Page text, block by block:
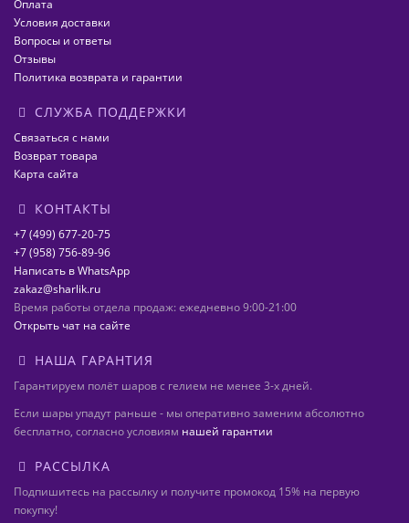
Оплата
Условия доставки
Вопросы и ответы
Отзывы
Политика возврата и гарантии
СЛУЖБА ПОДДЕРЖКИ
Связаться с нами
Возврат товара
Карта сайта
КОНТАКТЫ
+7 (499) 677-20-75
+7 (958) 756-89-96
Написать в WhatsApp
zakaz@sharlik.ru
Время работы отдела продаж: ежедневно 9:00-21:00
Открыть чат на сайте
НАША ГАРАНТИЯ
Гарантируем полёт шаров с гелием не менее 3-х дней.
Если шары упадут раньше - мы оперативно заменим абсолютно
бесплатно, согласно условиям нашей гарантии
РАССЫЛКА
Подпишитесь на рассылку и получите промокод 15% на первую
покупку!